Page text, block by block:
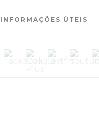
INFORMAÇÕES ÚTEIS